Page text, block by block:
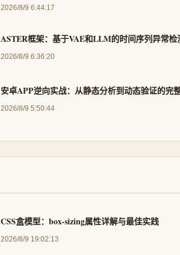
2026/8/9 6:44:17
ASTER框架：基于VAE和LLM的时间序列异常检
2026/8/9 6:36:20
安卓APP逆向实战：从静态分析到动态验证的完
2026/8/9 5:50:44
CSS盒模型：box-sizing属性详解与最佳实践
2026/8/9 19:02:13